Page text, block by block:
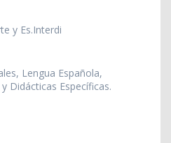
y Es.Interdi
Lengua Española,
Didácticas Específicas.